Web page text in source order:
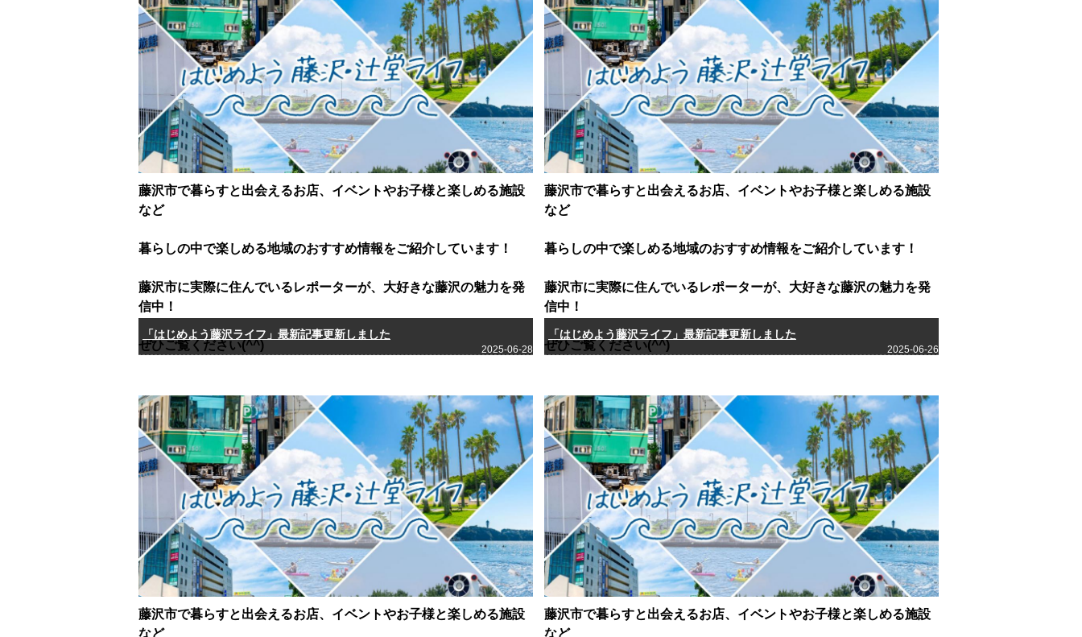
「はじめよう藤沢ライフ」最新記事更新しました
2025-06-28
藤沢市で暮らすと出会えるお店、イベントやお子様と楽しめる施設
など
暮らしの中で楽しめる地域のおすすめ情報をご紹介しています！
藤沢市に実際に住んでいるレポーターが、大好きな藤沢の魅力を発
信中！
ぜひご覧ください(^^)
「はじめよう藤沢ライフ」最新記事更新しました
2025-06-26
藤沢市で暮らすと出会えるお店、イベントやお子様と楽しめる施設
など
暮らしの中で楽しめる地域のおすすめ情報をご紹介しています！
藤沢市に実際に住んでいるレポーターが、大好きな藤沢の魅力を発
信中！
ぜひご覧ください(^^)
藤沢市で暮らすと出会えるお店、イベントやお子様と楽しめる施設
など
藤沢市で暮らすと出会えるお店、イベントやお子様と楽しめる施設
など